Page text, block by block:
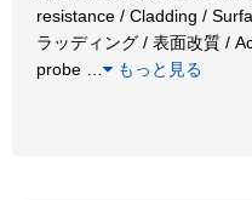
resistance / Cladding /
ラッディング / 表面改質 /
probe
もっと見る